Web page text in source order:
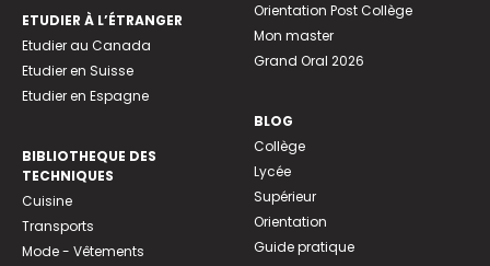
ETUDIER À L’ÉTRANGER
Etudier au Canada
Etudier en Suisse
Etudier en Espagne
BIBLIOTHEQUE DES
TECHNIQUES
Cuisine
Transports
Mode - Vêtements
Orientation Post Collège
Mon master
Grand Oral 2026
BLOG
Collège
Lycée
Supérieur
Orientation
Guide pratique